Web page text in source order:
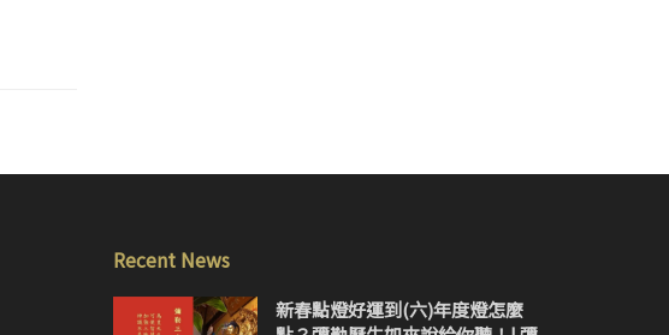
Recent News
新春點燈好運到(六)年度燈怎麼